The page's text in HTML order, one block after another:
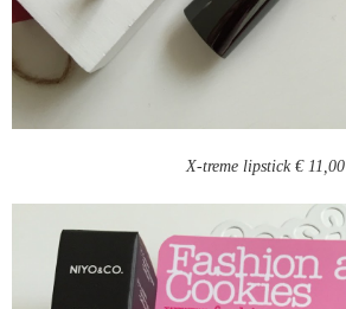
X-treme lipstick € 11,00